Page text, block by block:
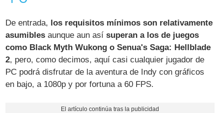
De entrada, los requisitos mínimos son relativamente
asumibles aunque aun así superan a los de juegos
como Black Myth Wukong o Senua's Saga: Hellblade
2, pero, como decimos, aquí casi cualquier jugador de
PC podrá disfrutar de la aventura de Indy con gráficos
en bajo, a 1080p y por fortuna a 60 FPS.